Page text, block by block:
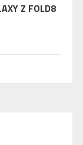
Z FOLD8